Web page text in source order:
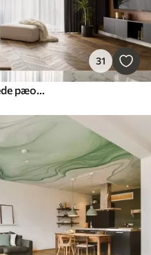
31
En buket af frodige, pastelfarvede pæoner og andre blomster på en blød, sløret baggrund